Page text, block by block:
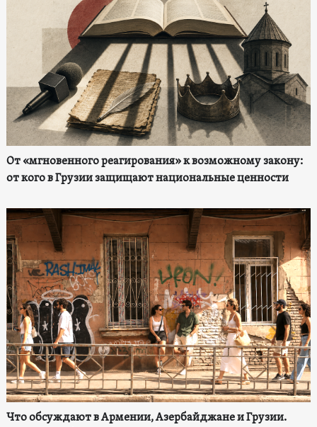
От «мгновенного реагирования» к возможному закону:
от кого в Грузии защищают национальные ценности
Что обсуждают в Армении, Азербайджане и Грузии.